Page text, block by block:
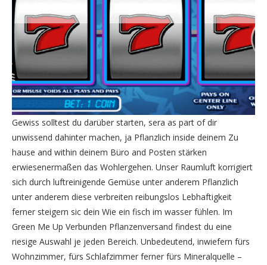
Gewiss solltest du darüber starten, sera as part of dir
unwissend dahinter machen, ja Pflanzlich inside deinem Zu
hause and within deinem Büro and Posten stärken
erwiesenermaßen das Wohlergehen. Unser Raumluft korrigiert
sich durch luftreinigende Gemüse unter anderem Pflanzlich
unter anderem diese verbreiten reibungslos Lebhaftigkeit
ferner steigern sic dein Wie ein fisch im wasser fühlen. Im
Green Me Up Verbunden Pflanzenversand findest du eine
riesige Auswahl je jeden Bereich. Unbedeutend, inwiefern fürs
Wohnzimmer, fürs Schlafzimmer ferner fürs Mineralquelle –